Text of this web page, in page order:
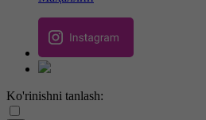
Ko'rinishni tanlash: